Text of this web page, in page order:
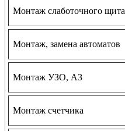
Монтаж слаботочного щита
Монтаж, замена автоматов
Монтаж УЗО, АЗ
Монтаж счетчика